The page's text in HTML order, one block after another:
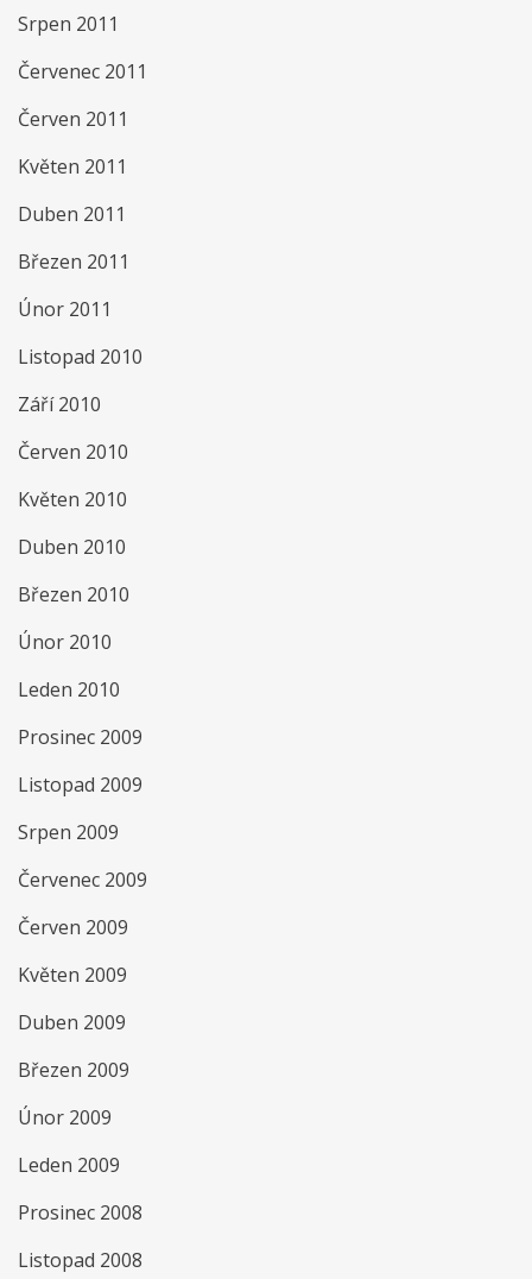
Srpen 2011
Červenec 2011
Červen 2011
Květen 2011
Duben 2011
Březen 2011
Únor 2011
Listopad 2010
Září 2010
Červen 2010
Květen 2010
Duben 2010
Březen 2010
Únor 2010
Leden 2010
Prosinec 2009
Listopad 2009
Srpen 2009
Červenec 2009
Červen 2009
Květen 2009
Duben 2009
Březen 2009
Únor 2009
Leden 2009
Prosinec 2008
Listopad 2008